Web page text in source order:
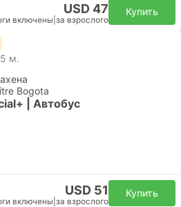
USD 47
включены за взрослого
Купить
м.
Bogota
| Автобус
USD 51
включены за взрослого
Купить